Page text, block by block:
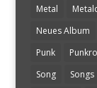
Metal
Neues Album
Punk
Song
Songs